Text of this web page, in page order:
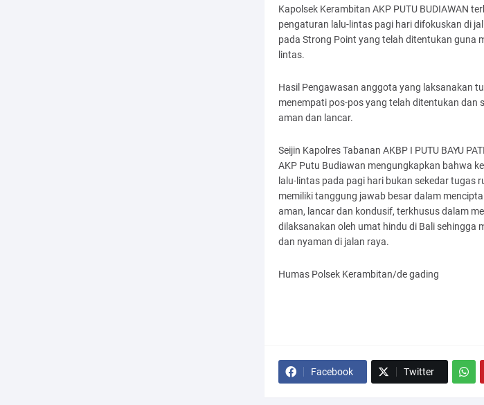
Kapolsek Kerambitan AKP PUTU BUDIAWAN
pengaturan lalu-lintas pagi hari difokuskan di
pada Strong Point yang telah ditentukan guna
lintas.
Hasil Pengawasan anggota yang laksanakan
menempati pos-pos yang telah ditentukan dan
aman dan lancar.
Seijin Kapolres Tabanan AKBP I PUTU BAYU
AKP Putu Budiawan mengungkapkan bahwa
lalu-lintas pada pagi hari bukan sekedar tugas
memiliki tanggung jawab besar dalam
aman, lancar dan kondusif, terkhusus dalam
dilaksanakan oleh umat hindu di Bali sehingga
dan nyaman di jalan raya.
Humas Polsek Kerambitan/de gading
Facebook Twitter